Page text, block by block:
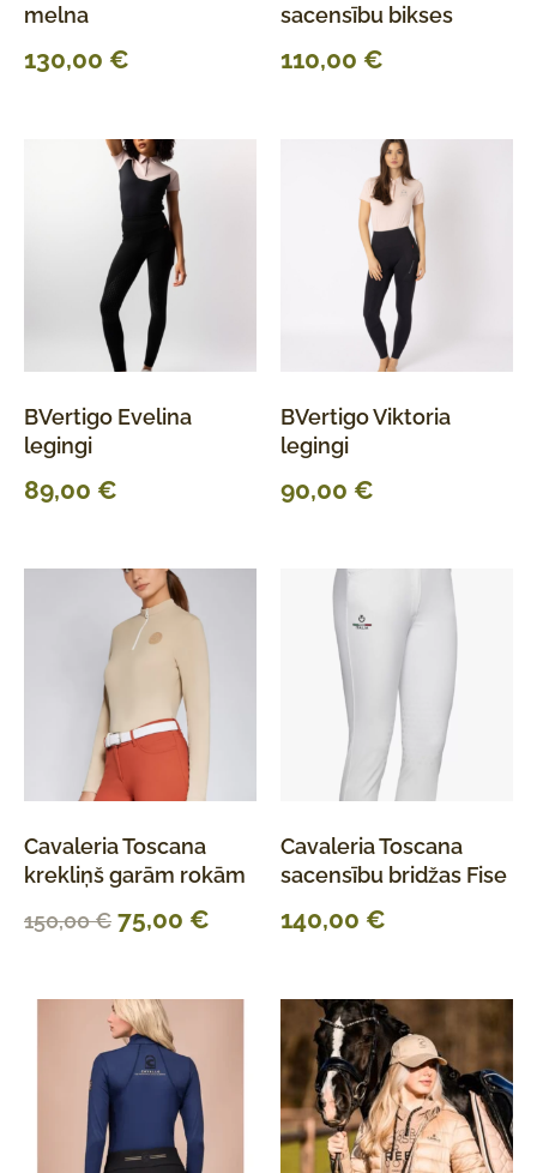
melna
130,00 €
sacensību bikses
110,00 €
BVertigo Evelina
legingi
89,00 €
BVertigo Viktoria
legingi
90,00 €
Cavaleria Toscana
krekliņš garām rokām
150,00€ 75,00 €
Cavaleria Toscana
sacensību bridžas Fise
140,00 €